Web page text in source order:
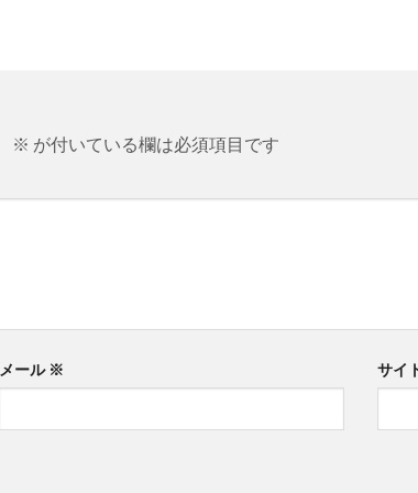
※ が付いている欄は必須項目です
メール ※ サイ